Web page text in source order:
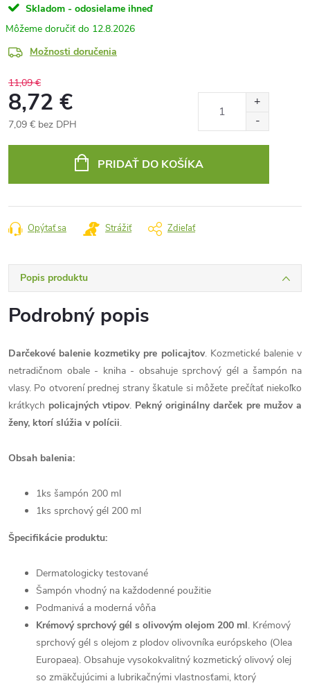
Skladom - odosielame ihneď
12.8.2026
Možnosti doručenia
11,09 €
8,72 €
7,09 € bez DPH
PRIDAŤ DO KOŠÍKA
Opýtať sa Strážiť Zdieľať
Popis produktu
Podrobný popis
Darčekové balenie kozmetiky pre policajtov. Kozmetické balenie v
netradičnom obale - kniha - obsahuje sprchový gél a šampón na
vlasy. Po otvorení prednej strany škatule si môžete prečítať niekoľko
krátkych policajných vtipov. Pekný originálny darček pre mužov a
ženy, ktorí slúžia v polícii.
Obsah balenia:
1ks šampón 200 ml
1ks sprchový gél 200 ml
Špecifikácie produktu:
Dermatologicky testované
Šampón vhodný na každodenné použitie
Podmanivá a moderná vôňa
Krémový sprchový gél s olivovým olejom 200 ml. Krémový
sprchový gél s olejom z plodov olivovníka európskeho (Olea
Europaea). Obsahuje vysokokvalitný kozmetický olivový olej
so zmäkčujúcimi a lubrikačnými vlastnosťami, ktorý